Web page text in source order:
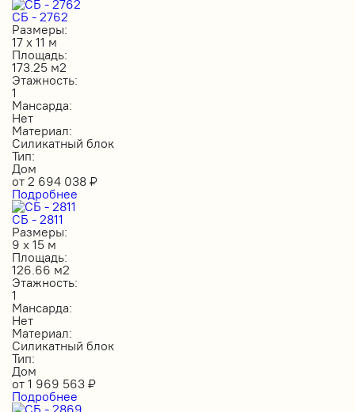
СБ - 2762
Размеры:
17 х 11 м
Площадь:
173.25 м2
Этажность:
1
Мансарда:
Нет
Материал:
Силикатный блок
Тип:
Дом
от 2 694 038 ₽
Подробнее
СБ - 2811
Размеры:
9 х 15 м
Площадь:
126.66 м2
Этажность:
1
Мансарда:
Нет
Материал:
Силикатный блок
Тип:
Дом
от 1 969 563 ₽
Подробнее